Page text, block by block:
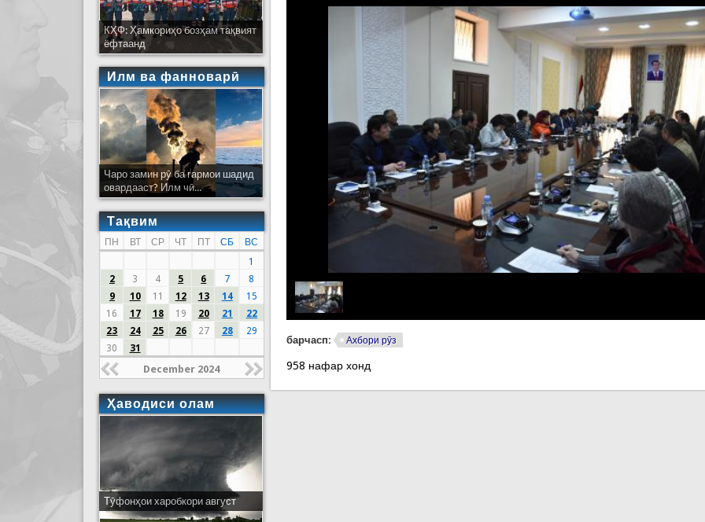
барчасп: Ахбори рӯз
958 нафар хонд
КҲФ: Ҳамкориҳо бозҳам тақвият
ёфтаанд
Илм ва фанноварӣ
Чаро замин рӯ ба гармои шадид
овардааст? Илм чӣ...
Тақвим
ПН ВТ СР ЧТ ПТ СБ
ВС
1
2
3 4 5 6 7
8
9
10 11 12 13 14
15
16
17 18 19 20 21
22
23
24 25 26 27 28
29
30
31
December 2024
Ҳаводиси олам
Тӯфонҳои харобкори август